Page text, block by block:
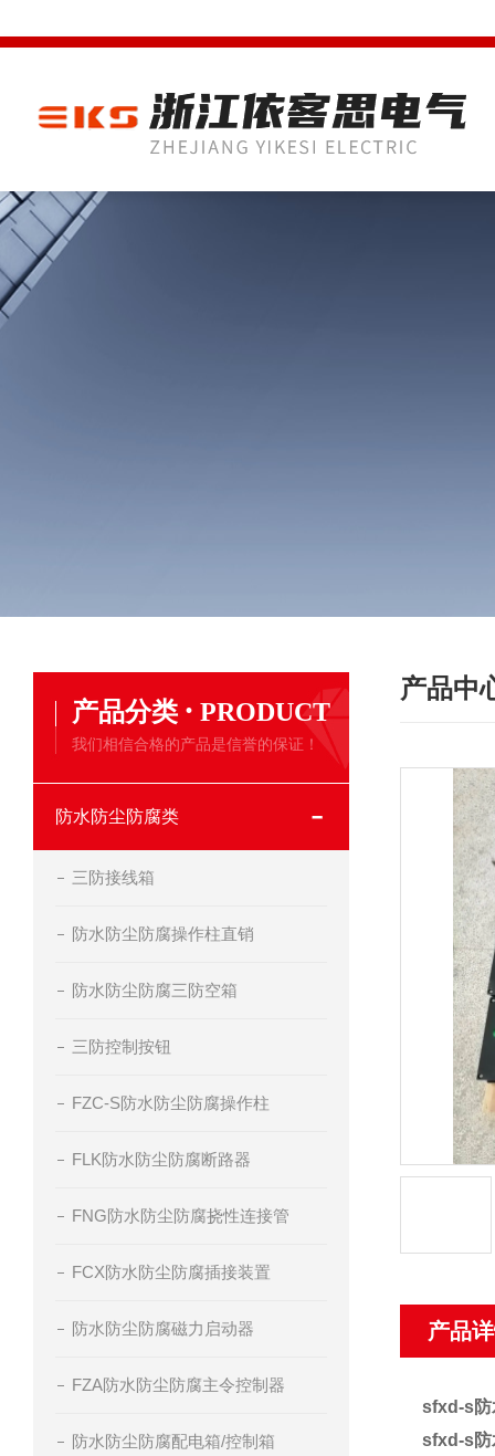
产品分类 · PRODUCT
我们相信合格的产品是信誉的保证！
防水防尘防腐类
三防接线箱
防水防尘防腐操作柱直销
防水防尘防腐三防空箱
三防控制按钮
FZC-S防水防尘防腐操作柱
FLK防水防尘防腐断路器
FNG防水防尘防腐挠性连接管
FCX防水防尘防腐插接装置
防水防尘防腐磁力启动器
FZA防水防尘防腐主令控制器
防水防尘防腐配电箱/控制箱
产品中
产品
sfxd-s防
sfxd-s防